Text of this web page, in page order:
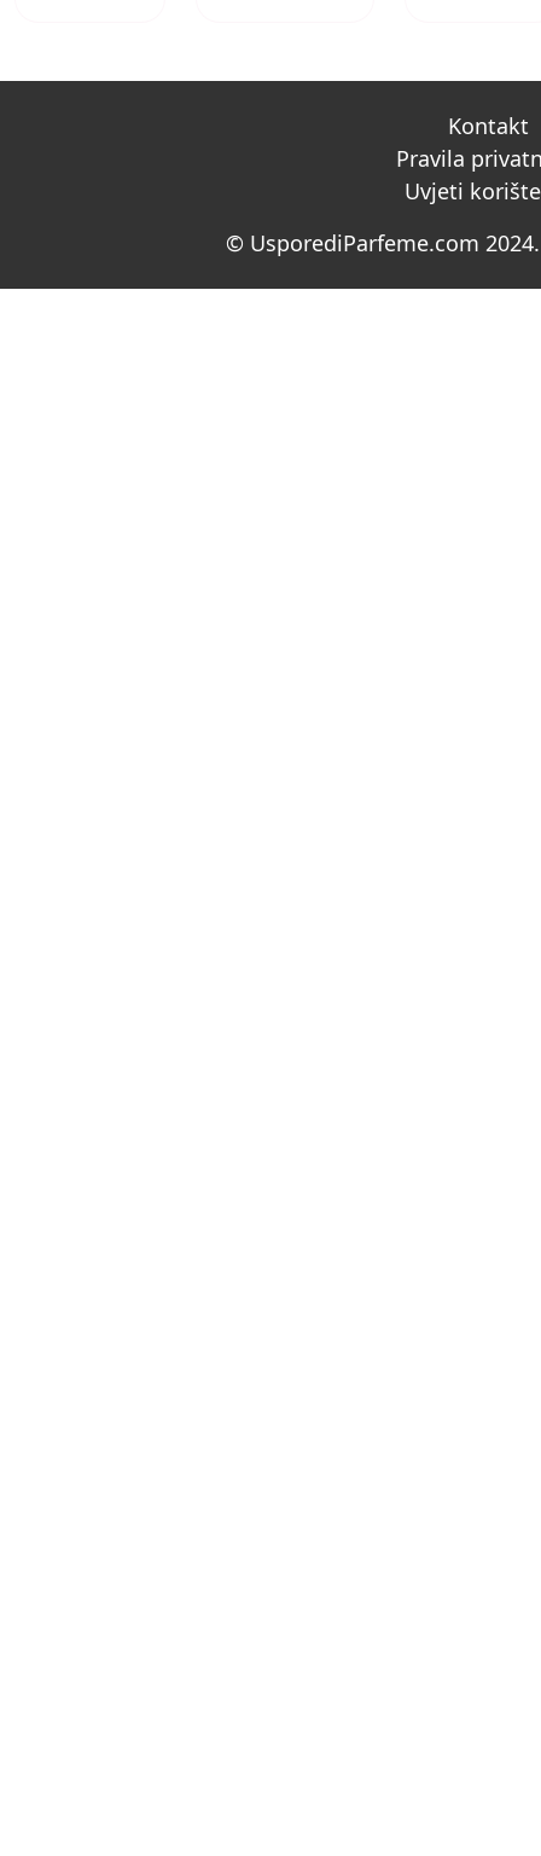
Kontakt
Pravila
Uvjeti
© UsporediParfeme.com